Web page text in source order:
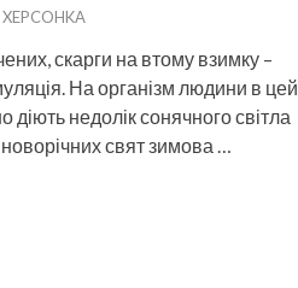
XEPCOHKA
скарги на втому взимку –
На організм людини в цей
діють недолік сонячного світла
новорічних свят зимова …